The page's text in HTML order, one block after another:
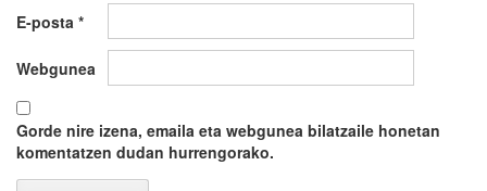
E-posta *
Webgunea
Gorde nire izena, emaila eta webgunea bilatzaile honetan
komentatzen dudan hurrengorako.